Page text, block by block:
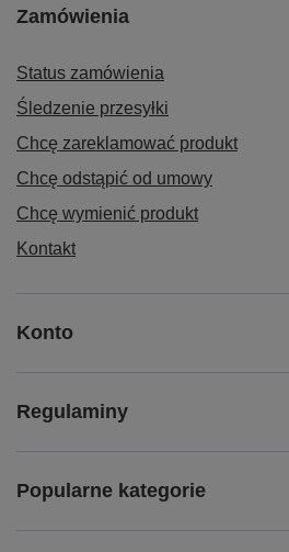
Zamówienia
Status zamówienia
Śledzenie przesyłki
Chcę zareklamować produkt
Chcę odstąpić od umowy
Chcę wymienić produkt
Kontakt
Konto
Regulaminy
Popularne kategorie